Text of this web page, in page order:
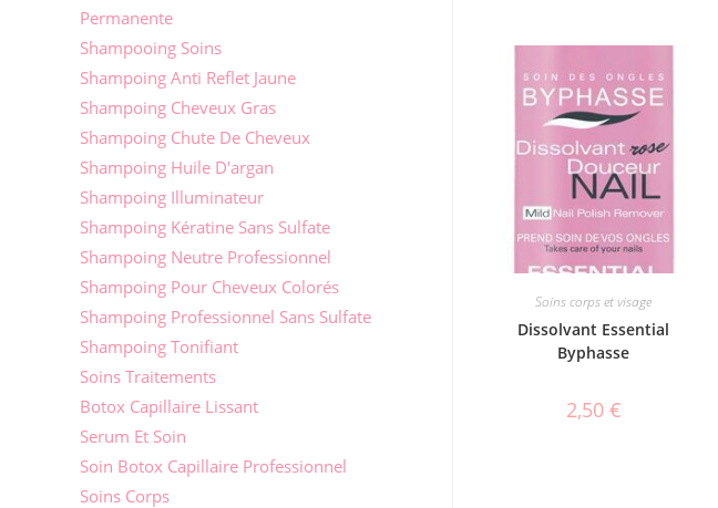
Permanente
Shampooing Soins
Shampoing Anti Reflet Jaune
Shampoing Cheveux Gras
Shampoing Chute De Cheveux
Shampoing Huile D'argan
Shampoing Illuminateur
Shampoing Kératine Sans Sulfate
Shampoing Neutre Professionnel
Shampoing Pour Cheveux Colorés
Shampoing Professionnel Sans Sulfate
Shampoing Tonifiant
Soins Traitements
Botox Capillaire Lissant
Serum Et Soin
Soin Botox Capillaire Professionnel
Soins Corps
Soins corps et visage
Dissolvant Essential
Byphasse
2,50 €